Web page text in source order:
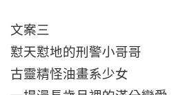
文案三
懟天懟地的刑警小哥哥
古靈精怪油畫系少女